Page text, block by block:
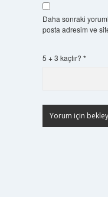
Daha sonraki
posta adresim ve
5 + 3 kaçtır? *